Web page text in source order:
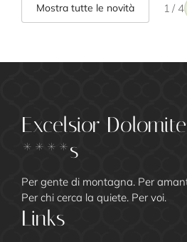
Mostra tutte le novità 1 / 4
Excelsior
****s
Per gente di montagna. Per
Per chi cerca la quiete. Per voi.
Links